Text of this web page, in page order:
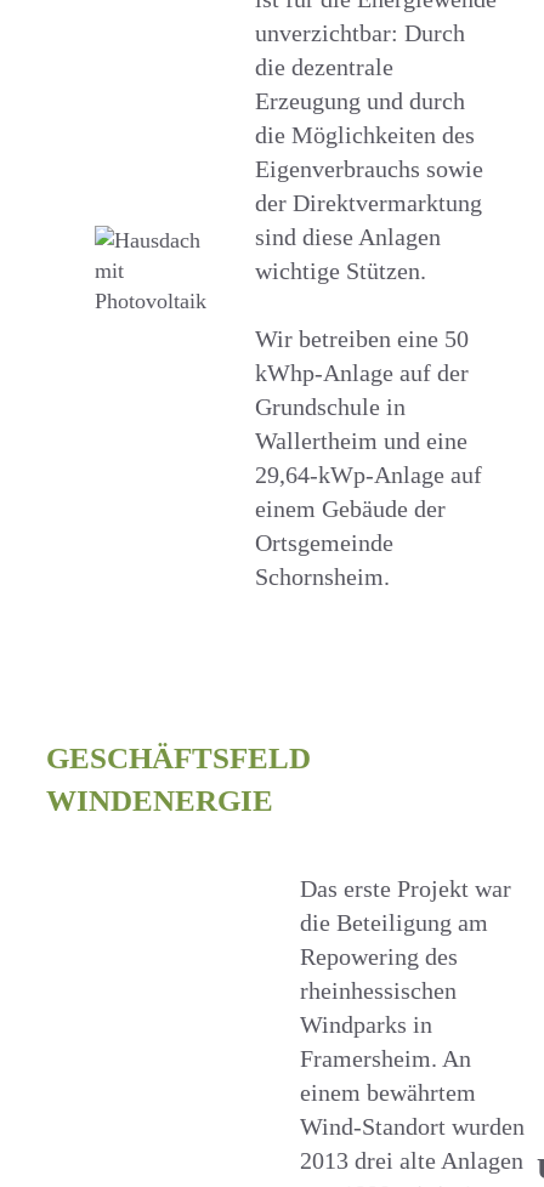
unverzichtbar: Durch
die dezentrale
Erzeugung und durch
die Möglichkeiten des
Eigenverbrauchs sowie
der Direktvermarktung
sind diese Anlagen
wichtige Stützen.
Wir betreiben eine 50
kWhp-Anlage auf der
Grundschule in
Wallertheim und eine
29,64-kWp-Anlage auf
einem Gebäude der
Ortsgemeinde
Schornsheim.
GESCHÄFTSFELD
WINDENERGIE
Das erste Projekt war
die Beteiligung am
Repowering des
rheinhessischen
Windparks in
Framersheim. An
einem bewährtem
Wind-Standort wurden
2013 drei alte Anlagen